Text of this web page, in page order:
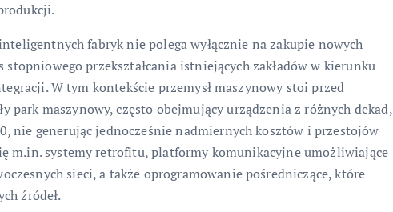
fabryk nie polega wyłącznie na zakupie nowych
stopniowego przekształcania istniejących zakładów w kierunku
W tym kontekście przemysł maszynowy stoi przed
park maszynowy, często obejmujący urządzenia z różnych dekad,
nie generując jednocześnie nadmiernych kosztów i przestojów
m.in. systemy retrofitu, platformy komunikacyjne umożliwiające
sieci, a także oprogramowanie pośredniczące, które
źródeł.